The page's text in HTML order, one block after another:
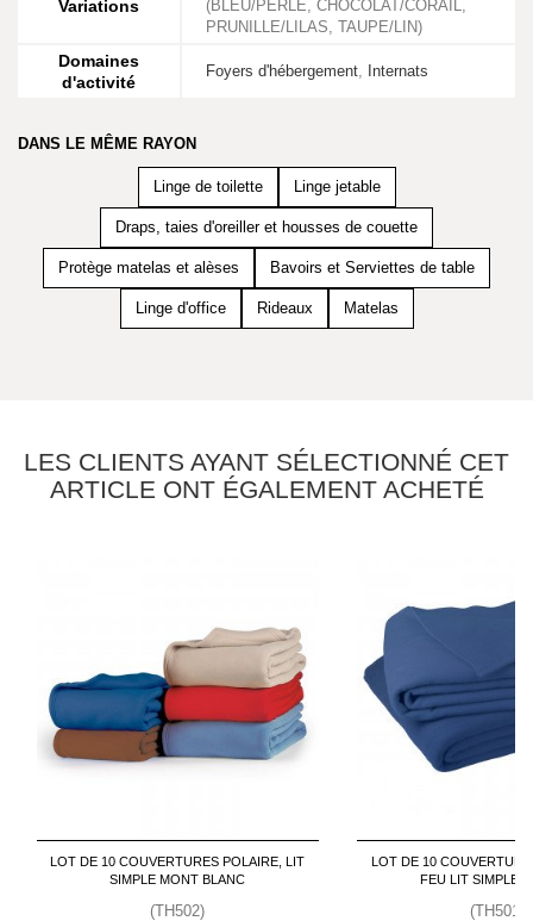
Variations
(BLEU/PERLE, CHOCOLAT/CORAIL,
PRUNILLE/LILAS, TAUPE/LIN)
Domaines
d'activité
Foyers d'hébergement, Internats
DANS LE MÊME RAYON
Linge de toilette Linge jetable
Draps, taies d'oreiller et housses de couette
Protège matelas et alèses Bavoirs et Serviettes de table
Linge d'office Rideaux Matelas
LES CLIENTS AYANT SÉLECTIONNÉ CET
ARTICLE ONT ÉGALEMENT ACHETÉ
LOT DE 10 COUVERTURES POLAIRE, LIT
SIMPLE MONT BLANC
(TH502)
LOT DE 10
FEU LIT SIMPLE
(TH501)